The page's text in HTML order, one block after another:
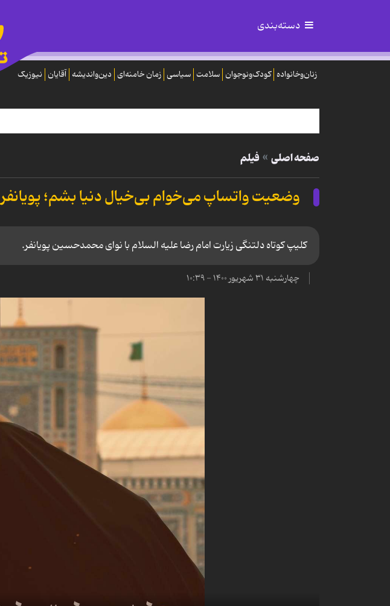
دسته‌بندی
زنان‌وخانواده کودک‌ونوجوان سلامت سیاسی زمان خامنه‌ای دین‌واندیشه آقایان نیوزیک
صفحه اصلی فیلم
وضعیت واتساپ می‌خوام بی‌خیال دنیا بشم؛ پویانفر
کلیپ کوتاه دلتنگی زیارت امام رضا علیه السلام با نوای محمدحسین پویانفر.
چهارشنبه ۳۱ شهریور ۱۴۰۰ - ۱۰:۳۹